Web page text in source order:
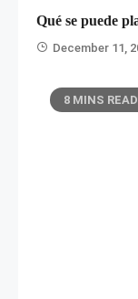
Qué se puede
December 11,
8 MINS READ